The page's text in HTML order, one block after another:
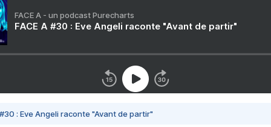
FACE A - un podcast Purecharts
FACE A #30 : Eve Angeli raconte "Avant de partir"
#30 : Eve Angeli raconte "Avant de partir"